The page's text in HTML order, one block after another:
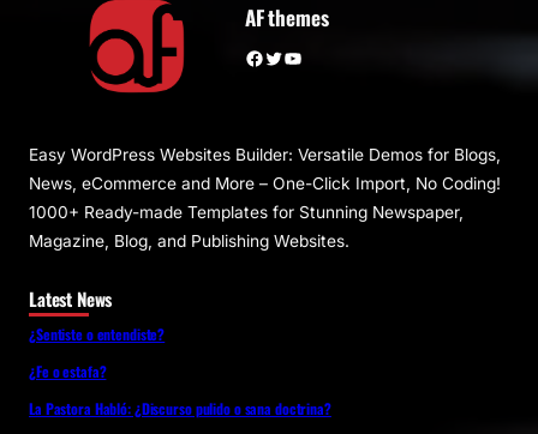
AF themes
Facebook Twitter YouTube
Easy WordPress Websites Builder: Versatile Demos for Blogs,
News, eCommerce and More – One-Click Import, No Coding!
1000+ Ready-made Templates for Stunning Newspaper,
Magazine, Blog, and Publishing Websites.
Latest News
¿Sentiste o entendiste?
¿Fe o estafa?
La Pastora Habló: ¿Discurso pulido o sana doctrina?